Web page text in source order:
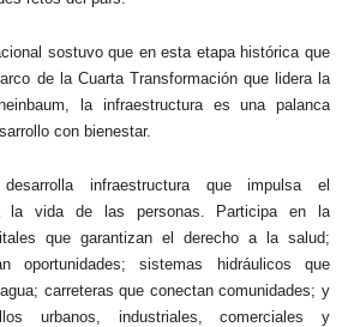
sostuvo que en esta etapa histórica que
de la Cuarta Transformación que lidera la
la infraestructura es una palanca
con bienestar.
infraestructura que impulsa el
la vida de las personas. Participa en la
que garantizan el derecho a la salud;
oportunidades; sistemas hidráulicos que
carreteras que conectan comunidades; y
urbanos, industriales, comerciales y